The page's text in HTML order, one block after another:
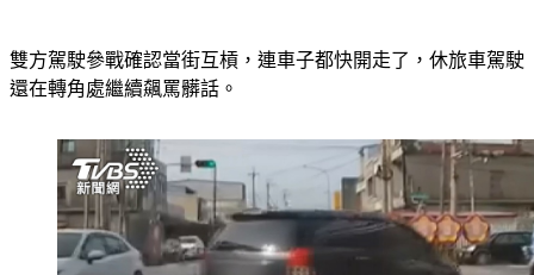
雙方駕駛參戰確認當街互槓，連車子都快開走了，休旅車駕駛
還在轉角處繼續飆罵髒話。